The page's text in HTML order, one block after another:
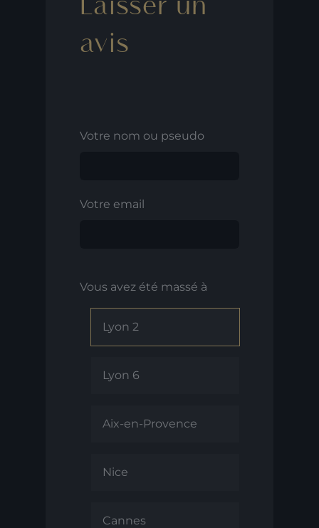
Laisser un
avis
Votre nom ou pseudo
Votre email
Vous avez été massé à
Lyon 2
Lyon 6
Aix-en-Provence
Nice
Cannes